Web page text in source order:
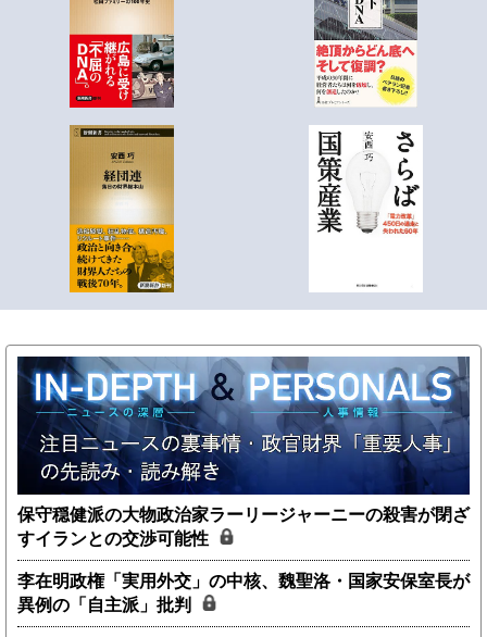
保守穏健派の大物政治家ラーリージャーニーの殺害が閉ざ
すイランとの交渉可能性
李在明政権「実用外交」の中核、魏聖洛・国家安保室長が
異例の「自主派」批判